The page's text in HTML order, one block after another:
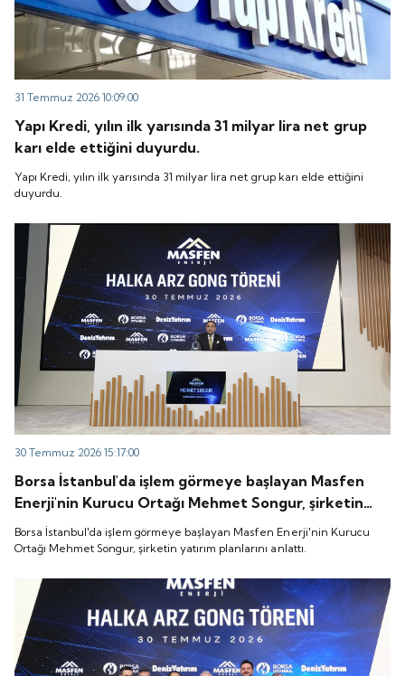
31 Temmuz 2026 10:09:00
Yapı Kredi, yılın ilk yarısında 31 milyar lira net grup
karı elde ettiğini duyurdu.
Yapı Kredi, yılın ilk yarısında 31 milyar lira net grup karı elde ettiğini
duyurdu.
30 Temmuz 2026 15:17:00
Borsa İstanbul'da işlem görmeye başlayan Masfen
Enerji'nin Kurucu Ortağı Mehmet Songur, şirketin
yatırım planlarını anlattı.
Borsa İstanbul'da işlem görmeye başlayan Masfen Enerji'nin Kurucu
Ortağı Mehmet Songur, şirketin yatırım planlarını anlattı.